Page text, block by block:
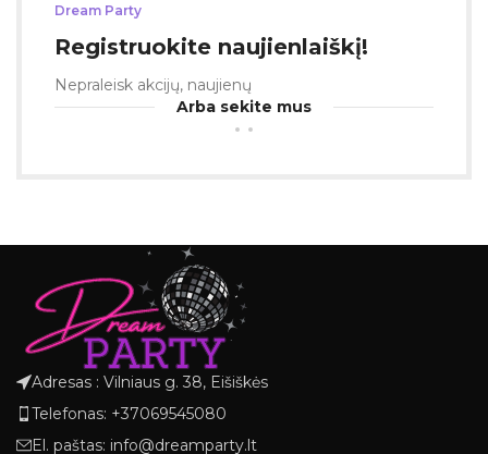
Dream Party
Registruokite naujienlaiškį!
Nepraleisk akcijų, naujienų
Arba sekite mus
Adresas : Vilniaus g. 38, Eišiškės
Telefonas: +37069545080
El. paštas: info@dreamparty.lt